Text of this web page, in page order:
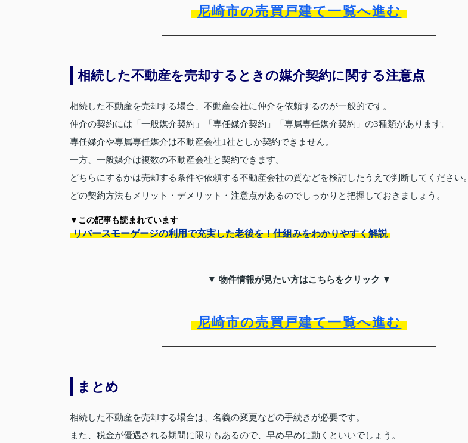
尼崎市の売買戸建て一覧へ進む
相続した不動産を売却するときの媒介契約に関する注意点
相続した不動産を売却する場合、不動産会社に仲介を依頼するのが一般的です。
仲介の契約には「一般媒介契約」「専任媒介契約」「専属専任媒介契約」の3種類があります。
専任媒介や専属専任媒介は不動産会社1社としか契約できません。
一方、一般媒介は複数の不動産会社と契約できます。
どちらにするかは売却する条件や依頼する不動産会社の質などを検討したうえで判断してください。
どの契約方法もメリット・デメリット・注意点があるのでしっかりと把握しておきましょう。
▼この記事も読まれています
リバースモーゲージの利用で充実した老後を！仕組みをわかりやすく解説
▼ 物件情報が見たい方はこちらをクリック ▼
尼崎市の売買戸建て一覧へ進む
まとめ
相続した不動産を売却する場合は、名義の変更などの手続きが必要です。
また、税金が優遇される期間に限りもあるので、早め早めに動くといいでしょう。